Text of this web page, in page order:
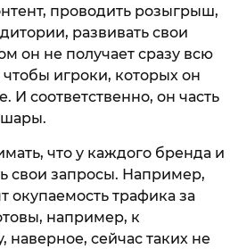
проводить розыгрыш,
развивать свои
он не получает сразу всю
игроки, которых он
И соответственно, он часть
что у каждого бренда и
свои запросы. Например,
окупаемость трафика за
например, к
наверное, сейчас таких не